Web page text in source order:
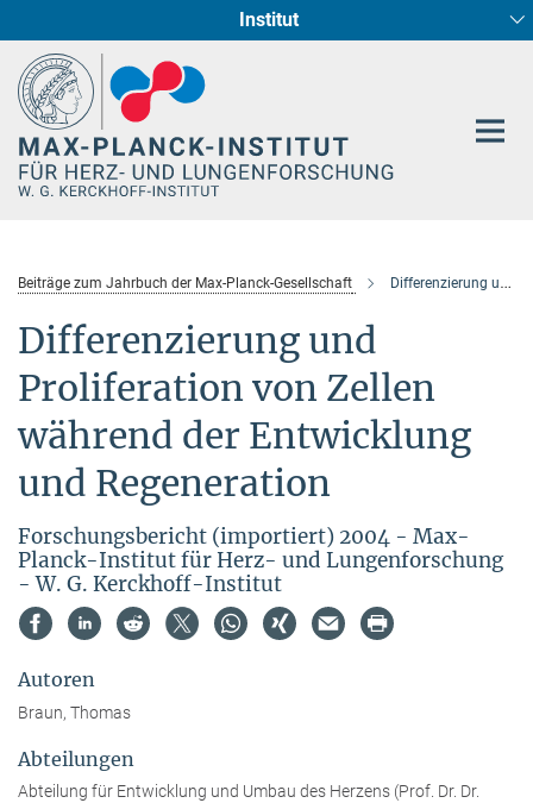
Institut
Entwicklung und Umbau des Herzens (Abt. I)
Pharmakologie (Abt. II)
Genetik der Entwicklung (Abt. III)
Cellular Resilience
Circadiane Rhythmik des Herzstoffwechsels
Neurokardiale Achse
Epigenetics
Beiträge zum Jahrbuch der Max-Planck-Gesellschaft Differenzierung und Proliferation von Zellen während der Entwicklung und Regeneration
Differenzierung und
Proliferation von Zellen
während der Entwicklung
und Regeneration
Forschungsbericht (importiert) 2004 - Max-
Planck-Institut für Herz- und Lungenforschung
- W. G. Kerckhoff-Institut
Autoren
Braun, Thomas
Abteilungen
Abteilung für Entwicklung und Umbau des Herzens (Prof. Dr. Dr.